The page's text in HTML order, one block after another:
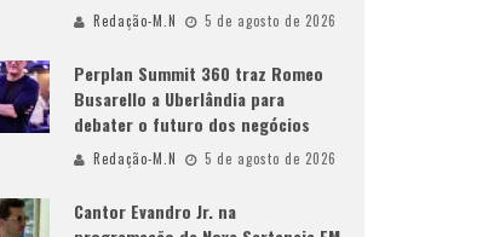
Redação-M.N 5 de agosto de 2026
Perplan Summit 360 traz Romeo
Busarello a Uberlândia para
debater o futuro dos negócios
Redação-M.N 5 de agosto de 2026
Cantor Evandro Jr. na